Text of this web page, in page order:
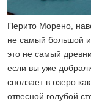
Перито Морено,
не самый большой
это не самый
если вы уже
сползает в озеро
отвесной голубой